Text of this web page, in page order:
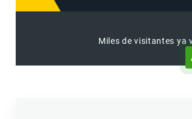
Miles de visitantes ya